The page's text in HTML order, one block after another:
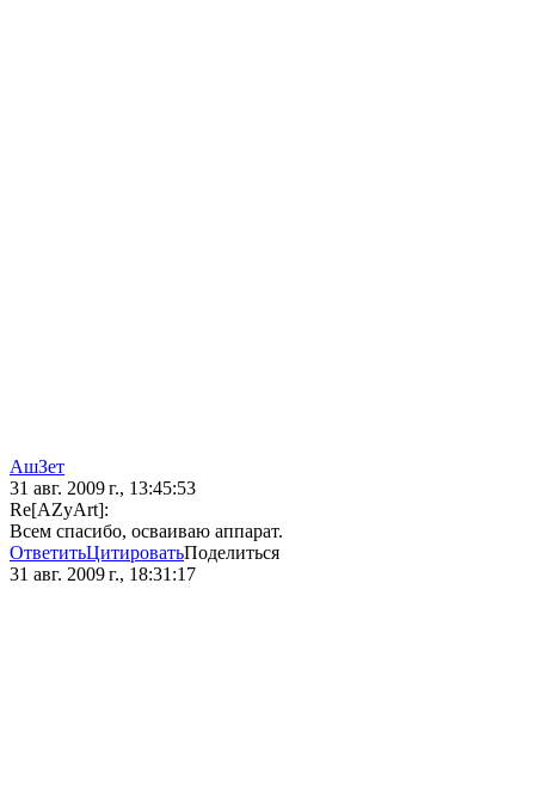
АшЗет
31 авг. 2009 г., 13:45:53
Re[AZyArt]:
Всем спасибо, осваиваю аппарат.
ОтветитьЦитироватьПоделиться
31 авг. 2009 г., 18:31:17